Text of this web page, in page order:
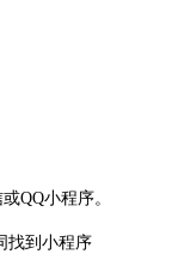
QQ小程序。
找到小程序